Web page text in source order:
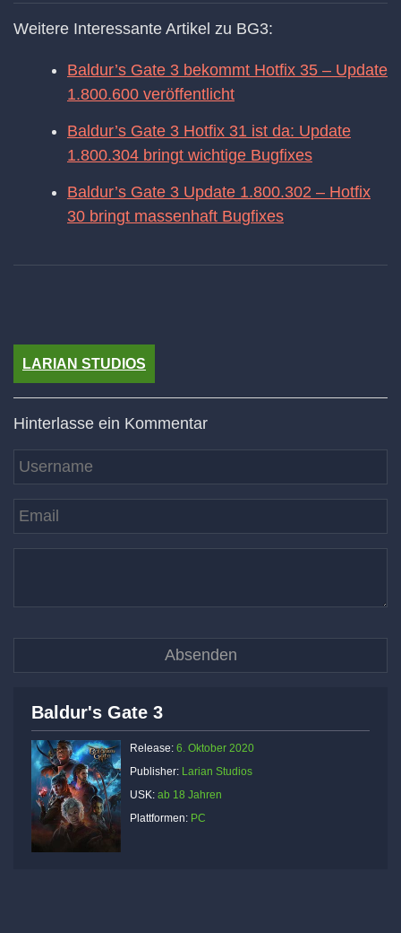
Weitere Interessante Artikel zu BG3:
Baldur’s Gate 3 bekommt Hotfix 35 – Update
1.800.600 veröffentlicht
Baldur’s Gate 3 Hotfix 31 ist da: Update
1.800.304 bringt wichtige Bugfixes
Baldur’s Gate 3 Update 1.800.302 – Hotfix
30 bringt massenhaft Bugfixes
LARIAN STUDIOS
Hinterlasse ein Kommentar
Baldur's Gate 3
Release: 6. Oktober 2020
Publisher: Larian Studios
USK: ab 18 Jahren
Plattformen: PC